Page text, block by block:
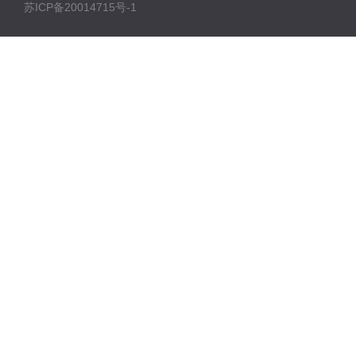
苏ICP备20014715号-1